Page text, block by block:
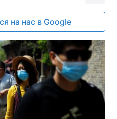
на нас в Google